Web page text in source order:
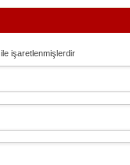
ile işaretlenmişlerdir